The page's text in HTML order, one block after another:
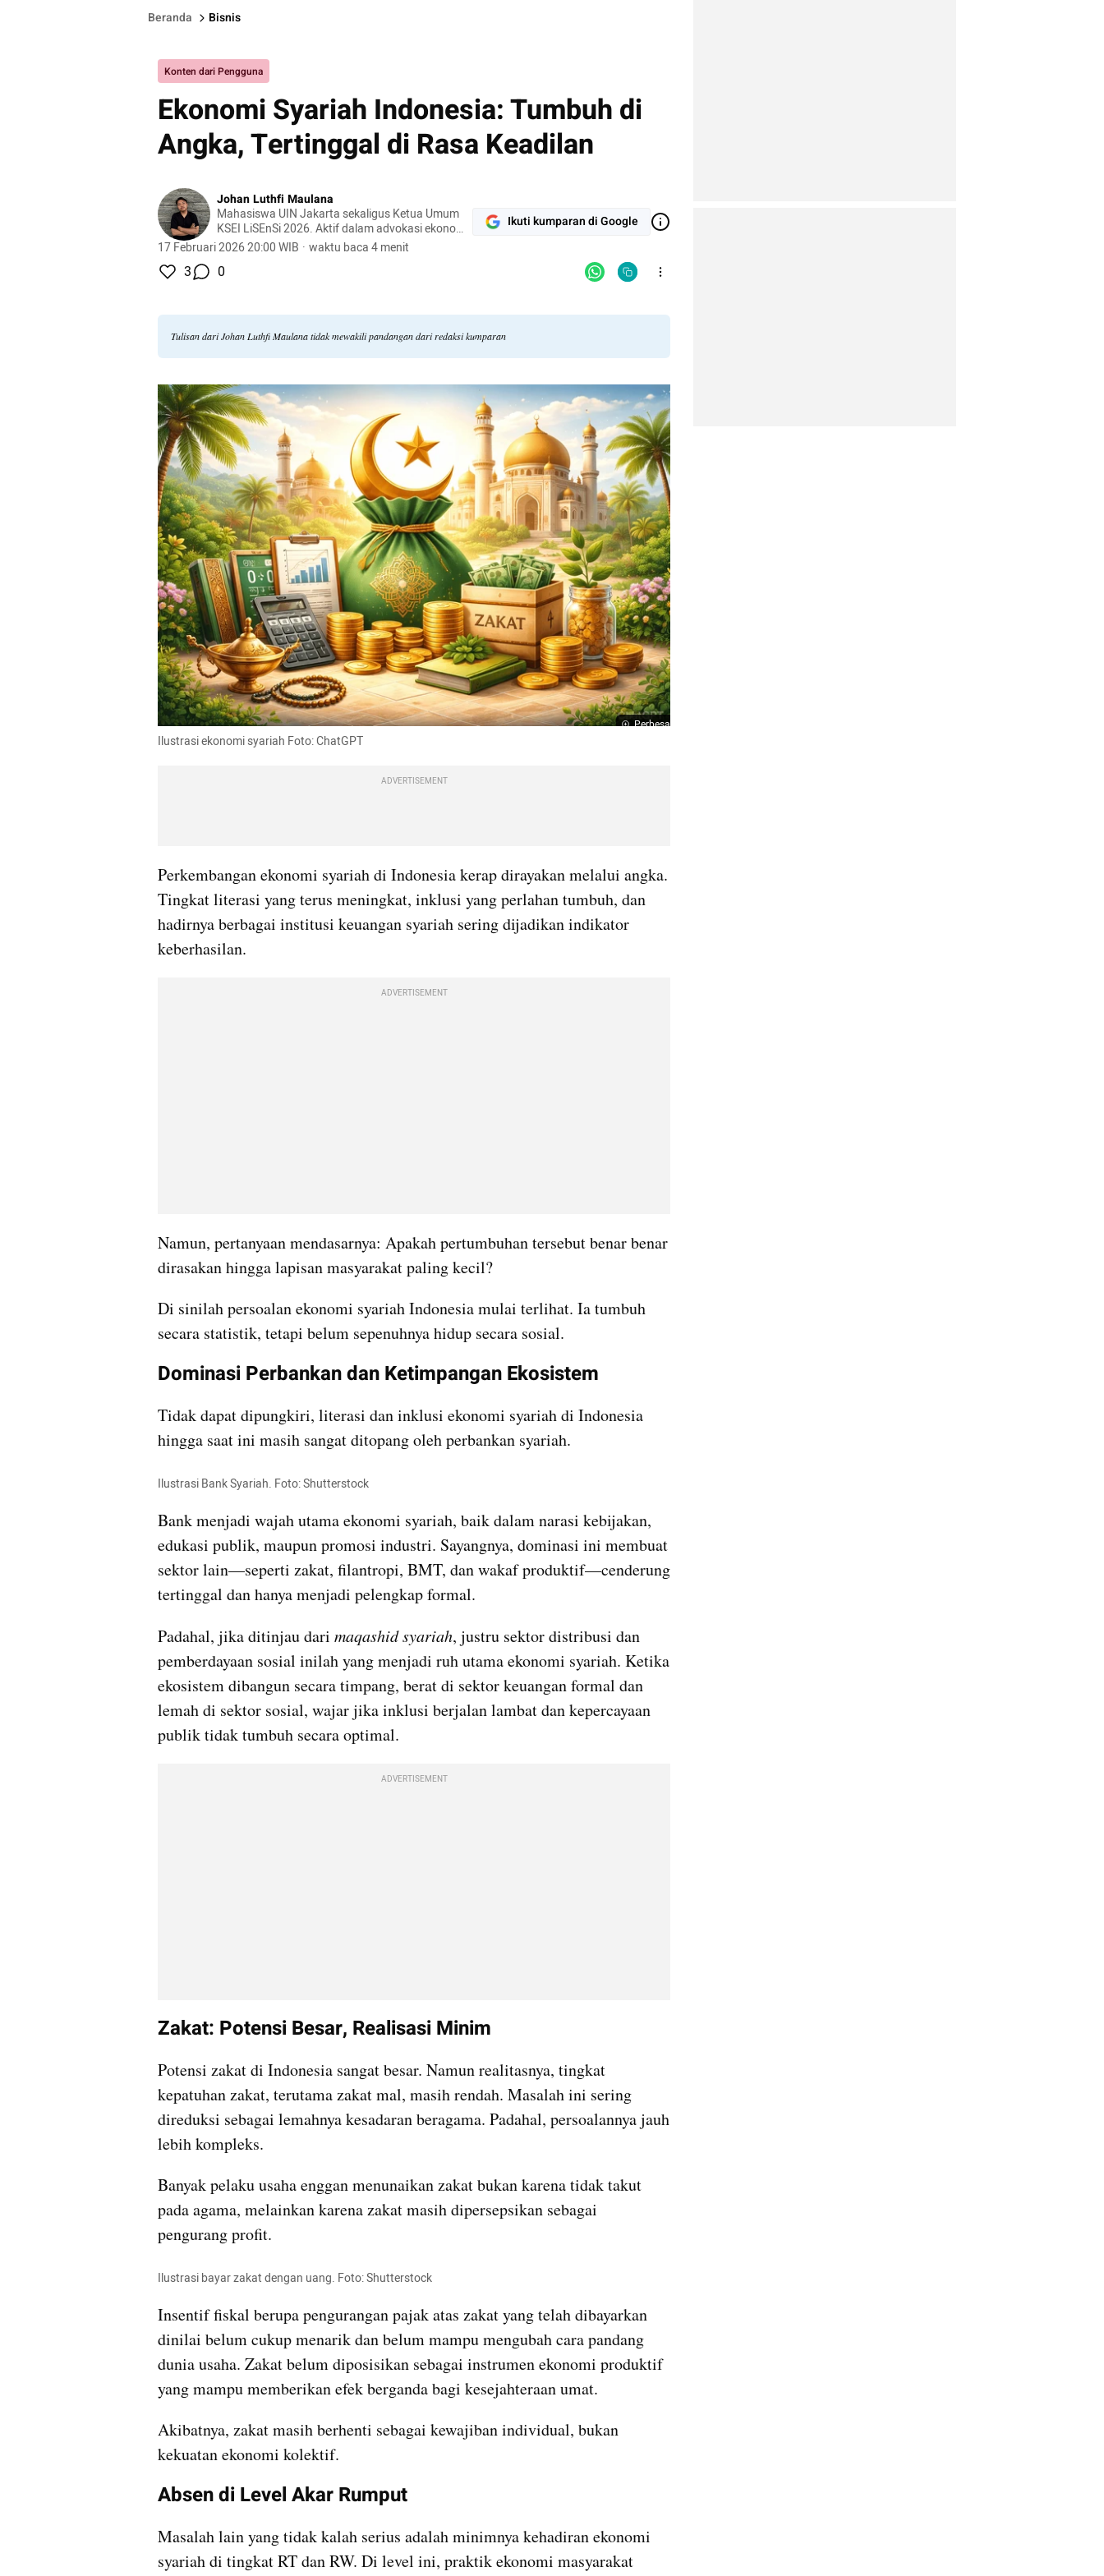
Beranda Bisnis
Konten dari Pengguna
Ekonomi Syariah Indonesia: Tumbuh di
Angka, Tertinggal di Rasa Keadilan
Johan Luthfi Maulana
Mahasiswa UIN Jakarta sekaligus Ketua Umum
KSEI LiSEnSi 2026. Aktif dalam advokasi ekonomi
inklusif, penguatan instrumen filantropi Islam, dan
syariah.
17 Februari 2026 20:00 WIB · waktu baca 4 menit
Ikuti kumparan di Google
3 0
Tulisan dari Johan Luthfi Maulana tidak mewakili pandangan dari redaksi kumparan
Perbesar
Ilustrasi ekonomi syariah Foto: ChatGPT
ADVERTISEMENT
Perkembangan ekonomi syariah di Indonesia kerap dirayakan melalui angka.
Tingkat literasi yang terus meningkat, inklusi yang perlahan tumbuh, dan
hadirnya berbagai institusi keuangan syariah sering dijadikan indikator
keberhasilan.
ADVERTISEMENT
Namun, pertanyaan mendasarnya: Apakah pertumbuhan tersebut benar benar
dirasakan hingga lapisan masyarakat paling kecil?
Di sinilah persoalan ekonomi syariah Indonesia mulai terlihat. Ia tumbuh
secara statistik, tetapi belum sepenuhnya hidup secara sosial.
Dominasi Perbankan dan Ketimpangan Ekosistem
Tidak dapat dipungkiri, literasi dan inklusi ekonomi syariah di Indonesia
hingga saat ini masih sangat ditopang oleh perbankan syariah.
Ilustrasi Bank Syariah. Foto: Shutterstock
Bank menjadi wajah utama ekonomi syariah, baik dalam narasi kebijakan,
edukasi publik, maupun promosi industri. Sayangnya, dominasi ini membuat
sektor lain—seperti zakat, filantropi, BMT, dan wakaf produktif—cenderung
tertinggal dan hanya menjadi pelengkap formal.
Padahal, jika ditinjau dari maqashid syariah, justru sektor distribusi dan
pemberdayaan sosial inilah yang menjadi ruh utama ekonomi syariah. Ketika
ekosistem dibangun secara timpang, berat di sektor keuangan formal dan
lemah di sektor sosial, wajar jika inklusi berjalan lambat dan kepercayaan
publik tidak tumbuh secara optimal.
ADVERTISEMENT
Zakat: Potensi Besar, Realisasi Minim
Potensi zakat di Indonesia sangat besar. Namun realitasnya, tingkat
kepatuhan zakat, terutama zakat mal, masih rendah. Masalah ini sering
direduksi sebagai lemahnya kesadaran beragama. Padahal, persoalannya jauh
lebih kompleks.
Banyak pelaku usaha enggan menunaikan zakat bukan karena tidak takut
pada agama, melainkan karena zakat masih dipersepsikan sebagai
pengurang profit.
Ilustrasi bayar zakat dengan uang. Foto: Shutterstock
Insentif fiskal berupa pengurangan pajak atas zakat yang telah dibayarkan
dinilai belum cukup menarik dan belum mampu mengubah cara pandang
dunia usaha. Zakat belum diposisikan sebagai instrumen ekonomi produktif
yang mampu memberikan efek berganda bagi kesejahteraan umat.
Akibatnya, zakat masih berhenti sebagai kewajiban individual, bukan
kekuatan ekonomi kolektif.
Absen di Level Akar Rumput
Masalah lain yang tidak kalah serius adalah minimnya kehadiran ekonomi
syariah di tingkat RT dan RW. Di level ini, praktik ekonomi masyarakat